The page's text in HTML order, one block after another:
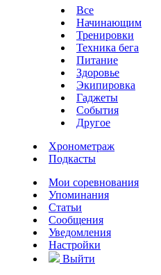
Все
Начинающим
Тренировки
Техника бега
Питание
Здоровье
Экипировка
Гаджеты
События
Другое
Хронометраж
Подкасты
Мои соревнования
Упоминания
Статьи
Сообщения
Уведомления
Настройки
Выйти